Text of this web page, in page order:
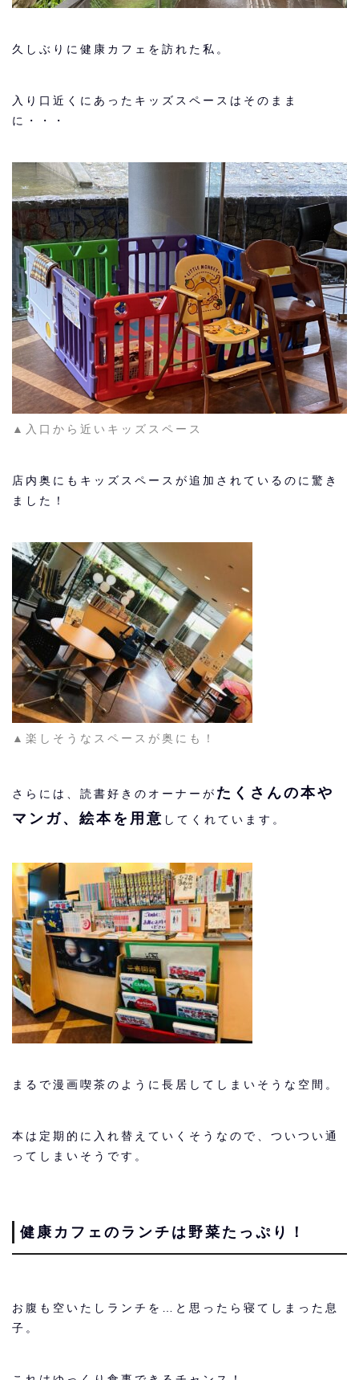
久しぶりに健康カフェを訪れた私。
入り口近くにあったキッズスペースはそのまま
に・・・
▲入口から近いキッズスペース
店内奥にもキッズスペースが追加されているのに驚き
ました！
▲楽しそうなスペースが奥にも！
さらには、読書好きのオーナーが たくさんの本や
マンガ、絵本を用意 してくれています。
まるで漫画喫茶のように長居してしまいそうな空間。
本は定期的に入れ替えていくそうなので、ついつい通
ってしまいそうです。
健康カフェのランチは野菜たっぷり！
お腹も空いたしランチを…と思ったら寝てしまった息
子。